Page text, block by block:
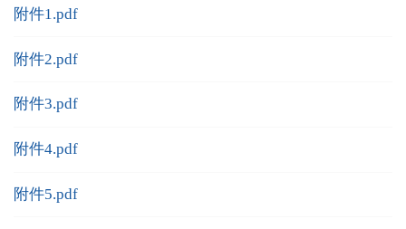
附件1.pdf
附件2.pdf
附件3.pdf
附件4.pdf
附件5.pdf